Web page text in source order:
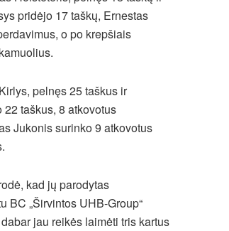
pridėjo 17 taškų, Ernestas
o po krepšiais
pelnęs 25 taškus ir
taškus, 8 atkovotus
Jukonis surinko 9 atkovotus
kad jų parodytas
BC „Širvintos UHB-Group“
jau reikės laimėti tris kartus